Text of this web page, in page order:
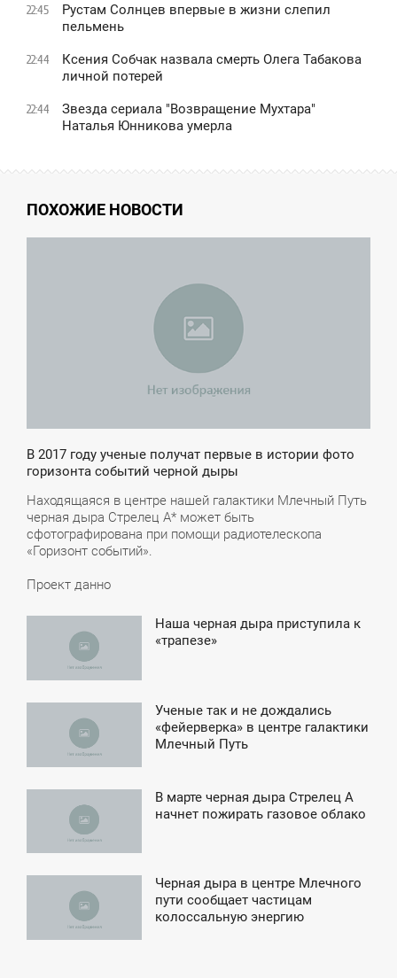
22:45
Рустам Солнцев впервые в жизни слепил
пельмень
22:44
Ксения Собчак назвала смерть Олега Табакова
личной потерей
22:44
Звезда сериала "Возвращение Мухтара"
Наталья Юнникова умерла
ПОХОЖИЕ НОВОСТИ
В 2017 году ученые получат первые в истории фото
горизонта событий черной дыры
Находящаяся в центре нашей галактики Млечный Путь
черная дыра Стрелец А* может быть
сфотографирована при помощи радиотелескопа
«Горизонт событий».
Проект данно
Наша черная дыра приступила к
«трапезе»
Ученые так и не дождались
«фейерверка» в центре галактики
Млечный Путь
В марте черная дыра Стрелец А
начнет пожирать газовое облако
Черная дыра в центре Млечного
пути сообщает частицам
колоссальную энергию